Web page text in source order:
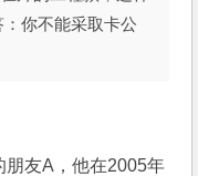
你不能采取卡公
朋友A，他在2005年